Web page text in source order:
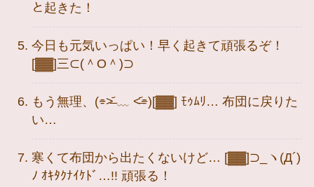
と起きた！
今日も元気いっぱい！早く起きて頑張るぞ！
[▓▓]三⊂(＾O＾)⊃
もう無理、(⌯˃̶᷄ ﹏ ˂̶᷄⌯)[▓▓] ﾓｩﾑﾘ… 布団に戻りた
い…
寒くて布団から出たくないけど… [▓▓]⊃_ヽ(Д´)
ﾉ ｵｷﾀｸﾅｲｹﾄﾞ…!! 頑張る！